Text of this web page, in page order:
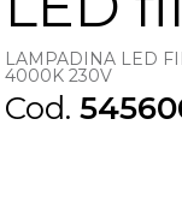
LAMPADINA LED
4000K 230V
Cod.